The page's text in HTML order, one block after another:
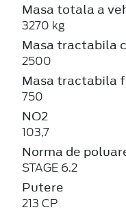
Masa totala a
3270 kg
Masa tractabila
2500
Masa tractabila
750
NO2
103,7
Norma de
STAGE 6.2
Putere
213 CP